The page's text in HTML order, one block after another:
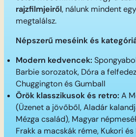
rajzfilmjeiről, nálunk mindent
megtalálsz.
Népszerű meséink és
Modern kedvencek:
Barbie sorozatok, Dóra a
Chuggington és Gumball
Örök klasszikusok és retro: A
(Üzenet a jövőből, Aladár
Mézga család), Magyar
Frakk a macskák réme, Kukori és